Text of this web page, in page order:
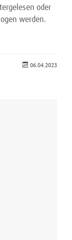
oder
werden.
06.04.2023